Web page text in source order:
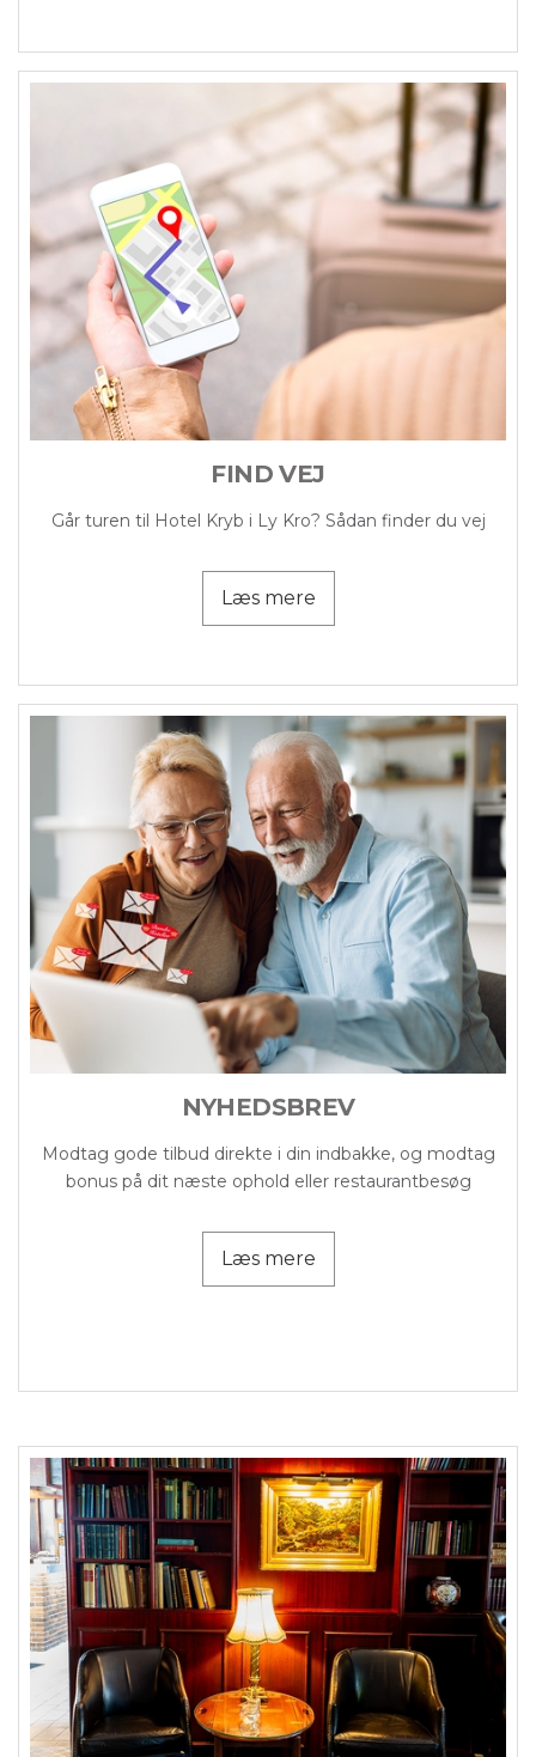
FIND VEJ
Går turen til Hotel Kryb i Ly Kro? Sådan finder du vej
Læs mere
NYHEDSBREV
Modtag gode tilbud direkte i din indbakke, og modtag
bonus på dit næste ophold eller restaurantbesøg
Læs mere